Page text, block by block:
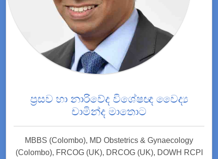
ප්‍රසව හා නාරිවේද විශේෂඥ වෛද්‍ය
චාමින්ද මාතොට
MBBS (Colombo), MD Obstetrics & Gynaecology
(Colombo), FRCOG (UK), DRCOG (UK), DOWH RCPI